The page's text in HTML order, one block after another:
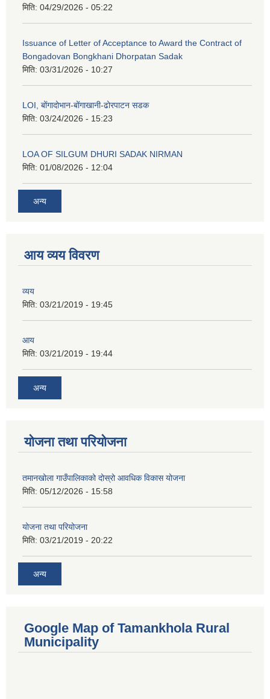
मिति: 04/29/2026 - 05:22
Issuance of Letter of Acceptance to Award the Contract of
Bongadovan Bongkhani Dhorpatan Sadak
मिति: 03/31/2026 - 10:27
LOI, बोंगादोभान-बोंगाखानी-ढोरपाटन सडक
मिति: 03/24/2026 - 15:23
LOA OF SILGUM DHURI SADAK NIRMAN
मिति: 01/08/2026 - 12:04
अन्य
आय व्यय विवरण
व्यय
मिति: 03/21/2019 - 19:45
आय
मिति: 03/21/2019 - 19:44
अन्य
योजना तथा परियोजना
तमानखोला गाउँपालिकाको दोस्रो आवधिक विकास योजना
मिति: 05/12/2026 - 15:58
योजना तथा परियोजना
मिति: 03/21/2019 - 20:22
अन्य
Google Map of Tamankhola Rural
Municipality